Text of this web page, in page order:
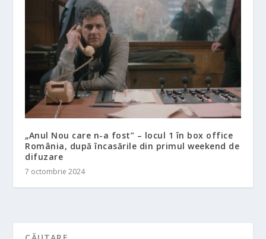
„Anul Nou care n-a fost” – locul 1 în box office
România, după încasările din primul weekend de
difuzare
7 octombrie 2024